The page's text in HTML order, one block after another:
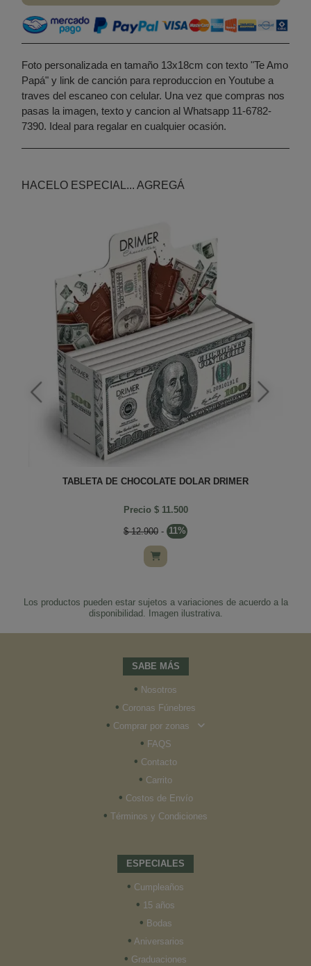
Foto personalizada en tamaño 13x18cm con texto "Te Amo
Papá" y link de canción para reproduccion en Youtube a
traves del escaneo con celular. Una vez que compras nos
pasas la imagen, texto y cancion al Whatsapp 11-6782-
7390. Ideal para regalar en cualquier ocasión.
HACELO ESPECIAL... AGREGÁ
TABLETA DE CHOCOLATE DOLAR DRIMER
Precio $ 11.500
$ 12.900- 11%
Los productos pueden estar sujetos a variaciones de acuerdo a la
disponibilidad. Imagen ilustrativa.
SABE MÁS
• Nosotros
• Coronas Fúnebres
• Comprar por zonas
• FAQS
• Contacto
• Carrito
• Costos de Envío
• Términos y Condiciones
ESPECIALES
• Cumpleaños
• 15 años
• Bodas
• Aniversarios
• Graduaciones